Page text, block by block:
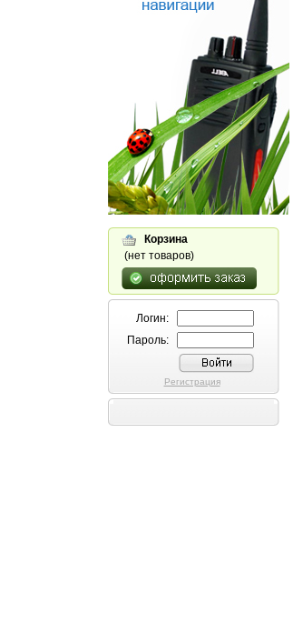
Корзина
(нет товаров)
Логин:
Пароль:
Регистрация